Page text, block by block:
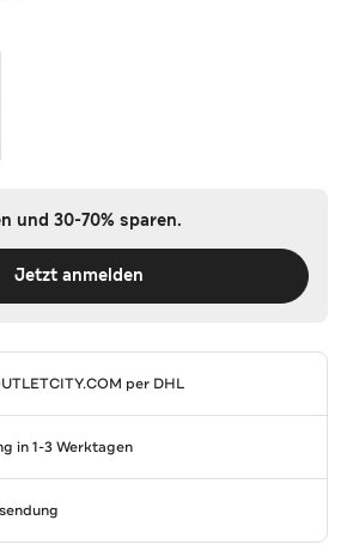
und 30-70% sparen.
Jetzt anmelden
per DHL
in 1-3 Werktagen